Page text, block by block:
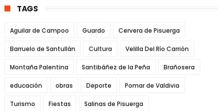
TAGS
Aguilar de Campoo Guardo Cervera de Pisuerga
Barruelo de Santullán Cultura Velilla Del Río Carrión
Montaña Palentina Santibáñez de la Peña Brañosera
educación obras Deporte Pomar de Valdivia
Turismo Fiestas Salinas de Pisuerga